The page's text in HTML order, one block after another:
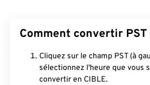
Comment convertir PST
Cliquez sur le champ PST (à
sélectionnez l'heure que vous
convertir en CIBLE.